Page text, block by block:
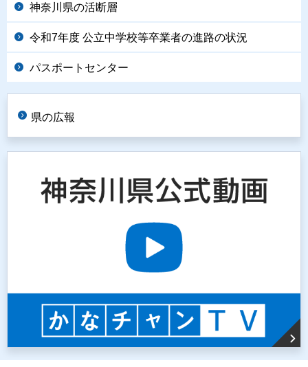
神奈川県の活断層
令和7年度 公立中学校等卒業者の進路の状況
パスポートセンター
県の広報